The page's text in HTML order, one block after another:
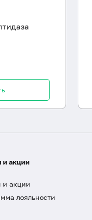
и акции
и акции
лояльности